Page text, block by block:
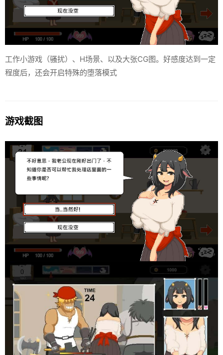
工作小游戏（骚扰）、H场景、以及大张CG图。好感度达到一定
程度后，还会开启特殊的堕落模式
游戏截图